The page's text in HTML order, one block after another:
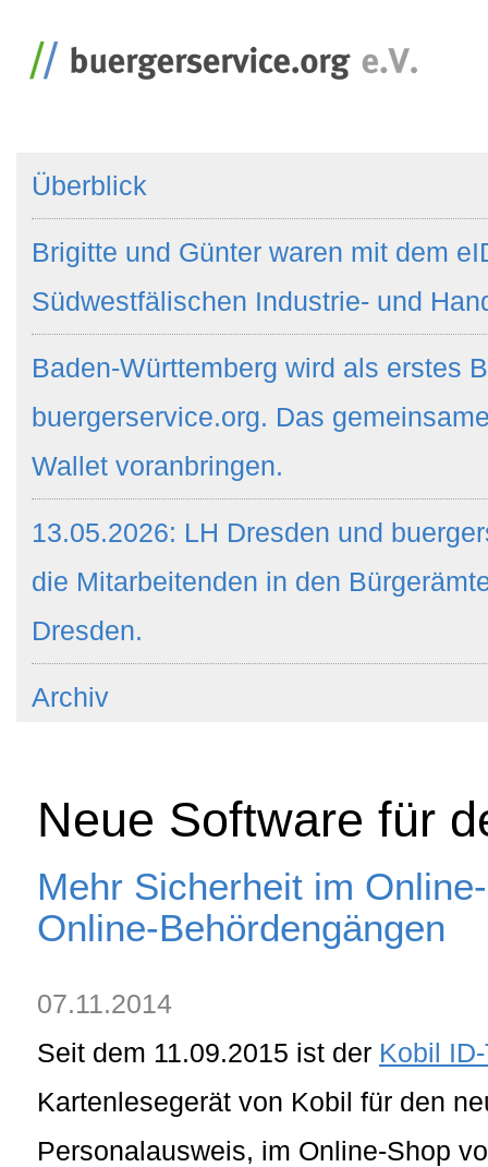
Überblick
Brigitte und Günter waren mit dem
Südwestfälischen Industrie- und
Baden-Württemberg wird als erstes
buergerservice.org. Das
Wallet voranbringen.
13.05.2026: LH Dresden und
die Mitarbeitenden in den
Dresden.
Archiv
Neue Software für
Mehr Sicherheit im
Online-Behördengängen
07.11.2014
Seit dem 11.09.2015 ist der Kobil
Kartenlesegerät von Kobil für den
Personalausweis, im Online-Shop